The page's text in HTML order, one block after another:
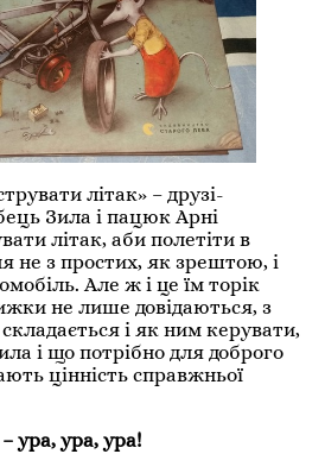
літак» – друзі-
Зила і пацюк Арні
літак, аби полетіти в
не з простих, як зрештою, і
Але ж і це їм торік
не лише довідаються, з
і як ним керувати,
і що потрібно для доброго
цінність справжньої
ура, ура, ура!